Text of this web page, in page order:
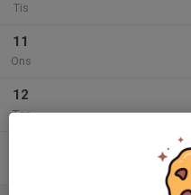
Tis
11
Ons
12
Tor